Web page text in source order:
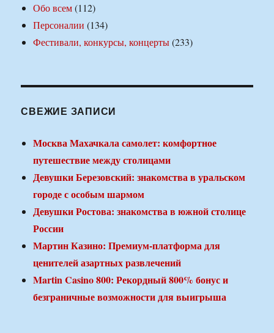
Обо всем(112)
Персоналии (134)
Фестивали, конкурсы, концерты(233)
СВЕЖИЕ ЗАПИСИ
Москва Махачкала самолет: комфортное
путешествие между столицами
Девушки Березовский: знакомства в уральском
городе с особым шармом
Девушки Ростова: знакомства в южной столице
России
Мартин Казино: Премиум-платформа для
ценителей азартных развлечений
Martin Casino 800: Рекордный 800% бонус и
безграничные возможности для выигрыша